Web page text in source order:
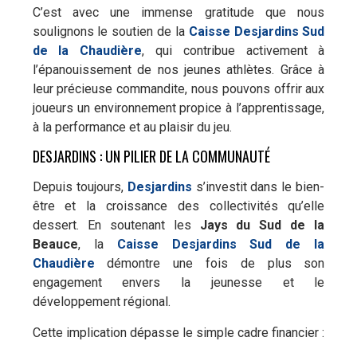
C’est avec une immense gratitude que nous
soulignons le soutien de la Caisse Desjardins Sud
de la Chaudière, qui contribue activement à
l’épanouissement de nos jeunes athlètes. Grâce à
leur précieuse commandite, nous pouvons offrir aux
joueurs un environnement propice à l’apprentissage,
à la performance et au plaisir du jeu.
DESJARDINS : UN PILIER DE LA COMMUNAUTÉ
Depuis toujours, Desjardins s’investit dans le bien-
être et la croissance des collectivités qu’elle
dessert. En soutenant les Jays du Sud de la
Beauce, la Caisse Desjardins Sud de la
Chaudière démontre une fois de plus son
engagement envers la jeunesse et le
développement régional.
Cette implication dépasse le simple cadre financier :